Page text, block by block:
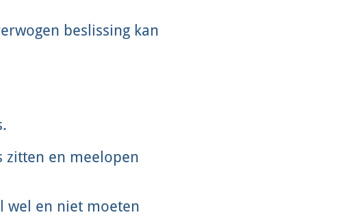
beslissing kan
zitten en meelopen
wel en niet moeten